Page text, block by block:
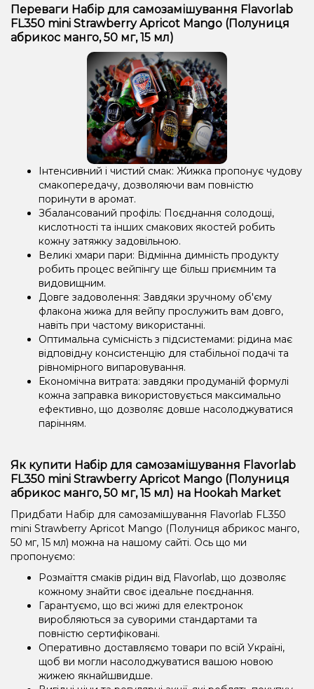
Переваги Набір для самозамішування Flavorlab
FL350 mini Strawberry Apricot Mango (Полуниця
абрикос манго, 50 мг, 15 мл)
Інтенсивний і чистий смак: Жижка пропонує чудову
смакопередачу, дозволяючи вам повністю
поринути в аромат.
Збалансований профіль: Поєднання солодощі,
кислотності та інших смакових якостей робить
кожну затяжку задовільною.
Великі хмари пари: Відмінна димність продукту
робить процес вейпінгу ще більш приємним та
видовищним.
Довге задоволення: Завдяки зручному об'єму
флакона жижа для вейпу прослужить вам довго,
навіть при частому використанні.
Оптимальна сумісність з підсистемами: рідина має
відповідну консистенцію для стабільної подачі та
рівномірного випаровування.
Економічна витрата: завдяки продуманій формулі
кожна заправка використовується максимально
ефективно, що дозволяє довше насолоджуватися
парінням.
Як купити Набір для самозамішування Flavorlab
FL350 mini Strawberry Apricot Mango (Полуниця
абрикос манго, 50 мг, 15 мл) на Hookah Market
Придбати Набір для самозамішування Flavorlab FL350
mini Strawberry Apricot Mango (Полуниця абрикос манго,
50 мг, 15 мл) можна на нашому сайті. Ось що ми
пропонуємо:
Розмаїття смаків рідин від Flavorlab, що дозволяє
кожному знайти своє ідеальне поєднання.
Гарантуємо, що всі жижі для електронок
виробляються за суворими стандартами та
повністю сертифіковані.
Оперативно доставляємо товари по всій Україні,
щоб ви могли насолоджуватися вашою новою
жижею якнайшвидше.